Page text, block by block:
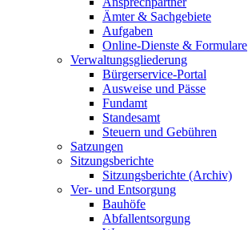
Ämter & Sachgebiete
Aufgaben
Online-Dienste & Formulare
Verwaltungsgliederung
Bürgerservice-Portal
Ausweise und Pässe
Fundamt
Standesamt
Steuern und Gebühren
Satzungen
Sitzungsberichte
Sitzungsberichte (Archiv)
Ver- und Entsorgung
Bauhöfe
Abfallentsorgung